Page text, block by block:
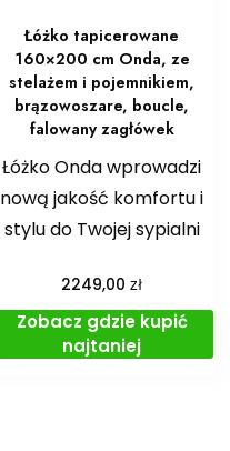
Łóżko tapicerowane
160×200 cm Onda, ze
stelażem i pojemnikiem,
brązowoszare, boucle,
falowany zagłówek
Łóżko Onda wprowadzi
nową jakość komfortu i
stylu do Twojej sypialni
2249,00zł
Zobacz gdzie kupić
najtaniej